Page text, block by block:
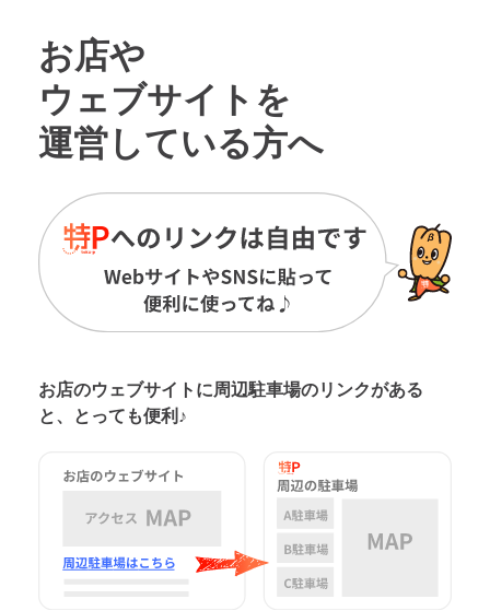
お店や
ウェブサイトを
運営している方へ
お店のウェブサイトに周辺駐車場のリンクがある
と、とっても便利♪